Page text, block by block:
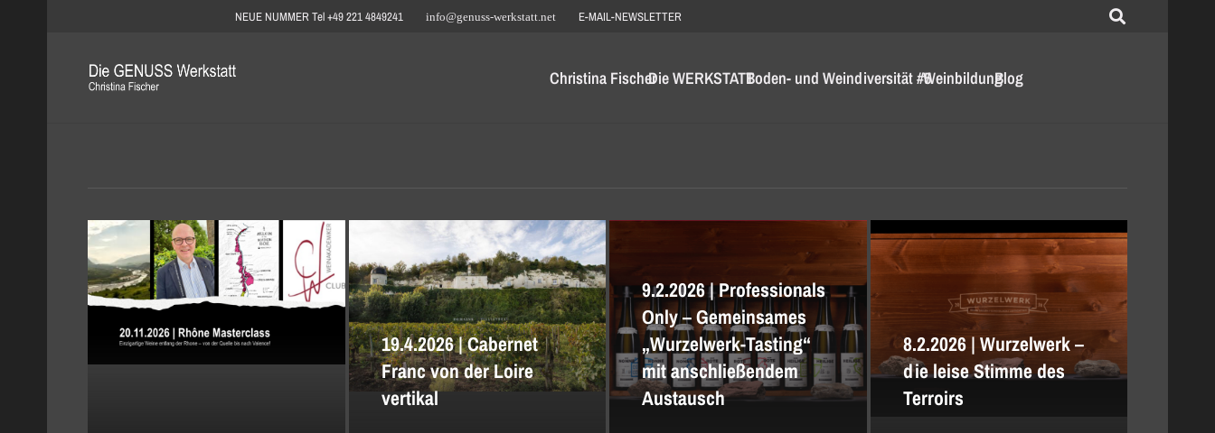
NEUE NUMMER Tel +49 221 4849241 info@genuss-werkstatt.net E-MAIL-NEWSLETTER
Christina FischerDie WERKSTATTBoden- und Weindiversität #5WeinbildungBlog
19.4.2026 | Cabernet
Franc von der Loire
vertikal
9.2.2026 | Professionals
Only – Gemeinsames
„Wurzelwerk-Tasting“
mit anschließendem
Austausch
8.2.2026 | Wurzelwerk –
die leise Stimme des
Terroirs